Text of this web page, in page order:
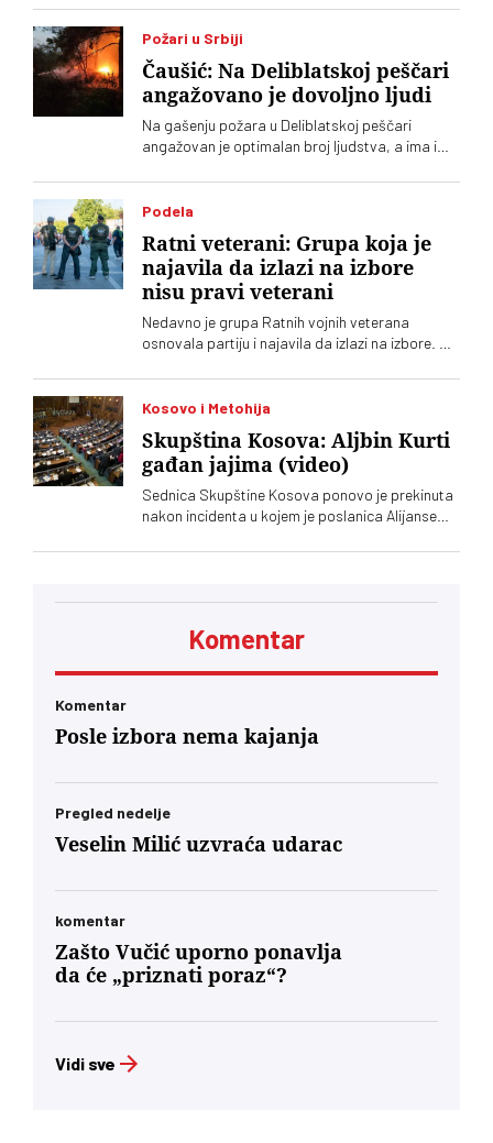
Požari u Srbiji
Čaušić: Na Deliblatskoj peščari
angažovano je dovoljno ljudi
Na gašenju požara u Deliblatskoj peščari
angažovan je optimalan broj ljudstva, a ima i
pomoćnik ministra Ministarstva unutrašnjih
poslova. Požarom je zahvaćeno oko hiljadu i po
Podela
Ratni veterani: Grupa koja je
najavila da izlazi na izbore
nisu pravi veterani
Nedavno je grupa Ratnih vojnih veterana
osnovala partiju i najavila da izlazi na izbore. Oni
se od njih
Kosovo i Metohija
Skupština Kosova: Aljbin Kurti
gađan jajima (video)
Sednica Skupštine Kosova ponovo je prekinuta
nakon incidenta u kojem je poslanica Alijanse
premijera Aljbina Kurtija
Komentar
Komentar
Posle izbora nema kajanja
Pregled nedelje
Veselin Milić uzvraća udarac
komentar
Zašto Vučić uporno ponavlja
da će „priznati poraz“?
Vidi sve